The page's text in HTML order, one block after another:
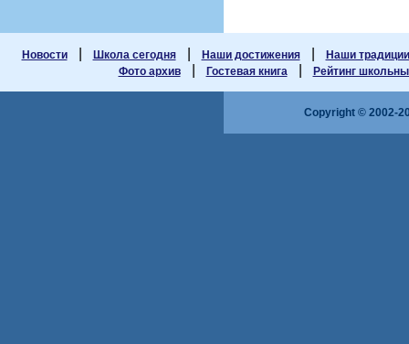
Новости| Школа сегодня| Наши достижения|
Наши традиции
Фото архив| Гостевая книга Рейтинг
Copyright © 2002-